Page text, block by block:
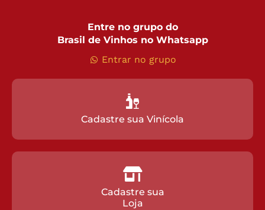
Entre no grupo do
Brasil de Vinhos no Whatsapp
Entrar no grupo
Cadastre sua Vinícola
Cadastre sua
Loja